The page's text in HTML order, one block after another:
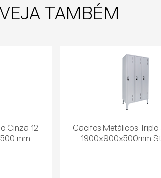
VEJA TAMBÉM
Cinza 12
mm
Cacifos Metálicos
1900x900x500mm